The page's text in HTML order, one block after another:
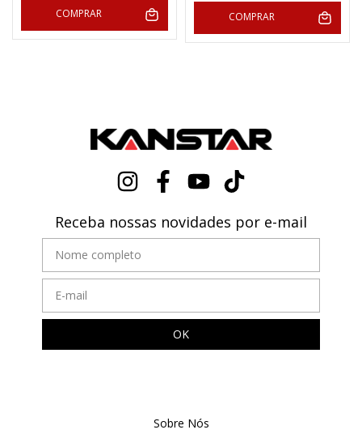
COMPRAR COMPRAR
Receba nossas novidades por e-mail
Sobre Nós